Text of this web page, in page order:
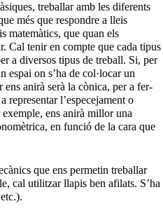
treballar amb les diferents
més que respondre a lleis
matemàtics, que quan els
Cal tenir en compte que cada tipus
a diversos tipus de treball. Si, per
espai on s’ha de col·locar un
anirà serà la cònica, per a fer-
representar l’especejament o
exemple, ens anirà millor una
en funció de la cara que
que ens permetin treballar
cal utilitzar llapis ben afilats. S’ha